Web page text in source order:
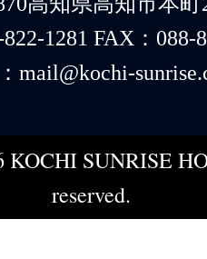
1281 FAX：088-
mail@kochi-
KOCHI SUNRISE
reserved.